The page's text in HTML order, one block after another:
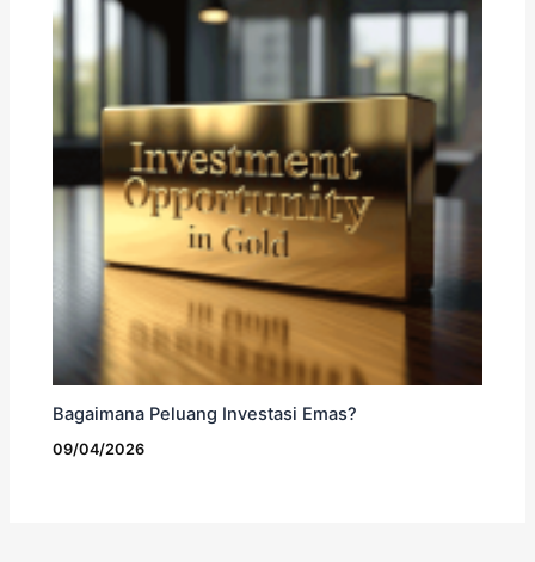
Bagaimana Peluang Investasi Emas?
09/04/2026